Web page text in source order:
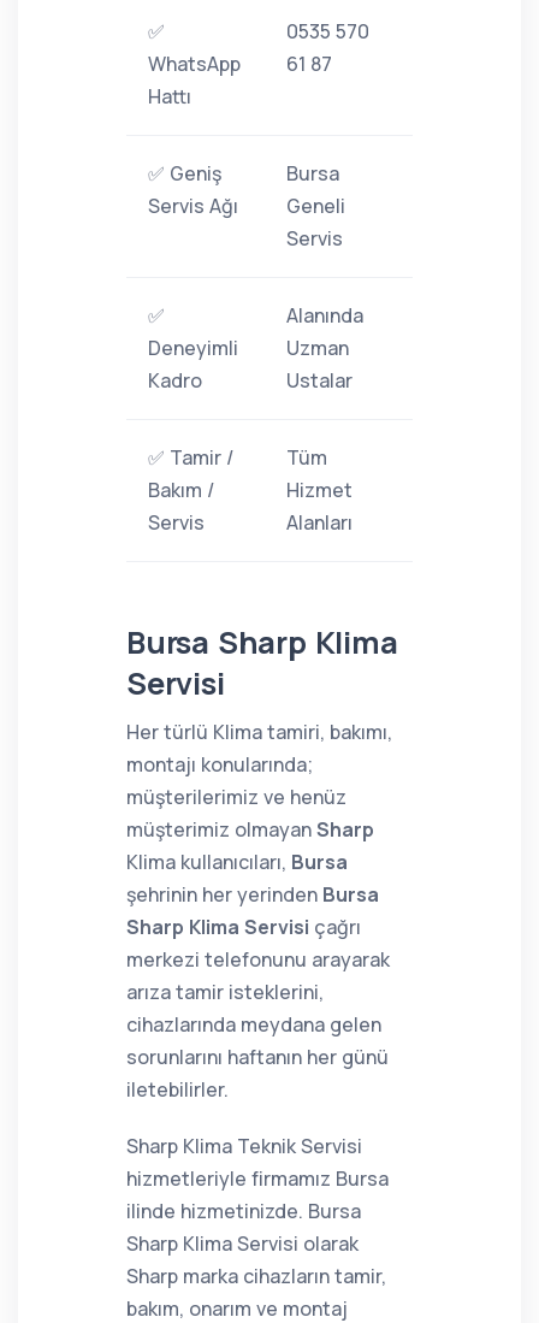
✅
WhatsApp
Hattı
0535 570
61 87
✅ Geniş
Servis Ağı
Bursa
Geneli
Servis
✅
Deneyimli
Kadro
Alanında
Uzman
Ustalar
✅ Tamir /
Bakım /
Servis
Tüm
Hizmet
Alanları
Bursa Sharp Klima
Servisi
Her türlü Klima tamiri, bakımı,
montajı konularında;
müşterilerimiz ve henüz
müşterimiz olmayanSharp
Klima kullanıcıları, Bursa
şehrinin her yerinden Bursa
Sharp Klima Servisi çağrı
merkezi telefonunu arayarak
arıza tamir isteklerini,
cihazlarında meydana gelen
sorunlarını haftanın her günü
iletebilirler.
Sharp Klima Teknik Servisi
hizmetleriyle firmamız Bursa
ilinde hizmetinizde. Bursa
Sharp Klima Servisi olarak
Sharp marka cihazların tamir,
bakım, onarım ve montaj